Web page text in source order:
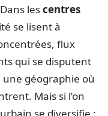
lescentres
se lisent à
flux
qui se disputent
géographie où
Mais si l’on
se diversifie :